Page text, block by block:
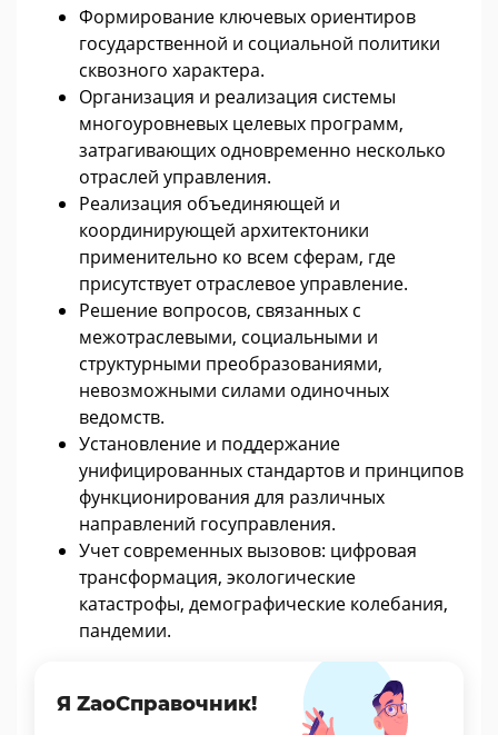
Формирование ключевых ориентиров
государственной и социальной политики
сквозного характера.
Организация и реализация системы
многоуровневых целевых программ,
затрагивающих одновременно несколько
отраслей управления.
Реализация объединяющей и
координирующей архитектоники
применительно ко всем сферам, где
присутствует отраслевое управление.
Решение вопросов, связанных с
межотраслевыми, социальными и
структурными преобразованиями,
невозможными силами одиночных
ведомств.
Установление и поддержание
унифицированных стандартов и принципов
функционирования для различных
направлений госуправления.
Учет современных вызовов: цифровая
трансформация, экологические
катастрофы, демографические колебания,
пандемии.
Я ZaoСправочник!